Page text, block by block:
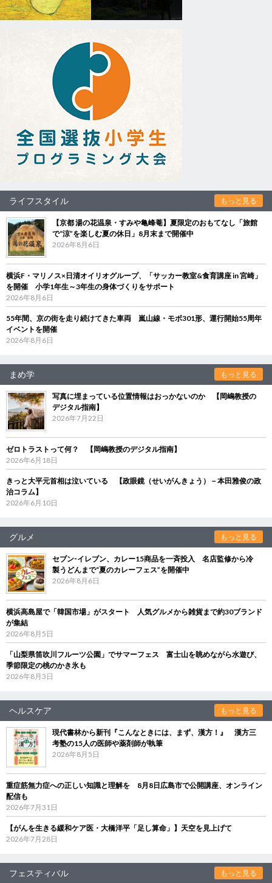
ライフスタイル もっと見る
【京都 湯の花温泉・すみや亀峰菴】夏限定のおもてなし「旅館
で“涼”を楽しむ夏の休日」8月末まで開催中
2026年8月6日
横浜F・マリノス×日清オイリオグループ、「サッカー教室&食育講座 in 宮崎」
を開催 小学1年生～3年生の身体づくりをサポート
2026年8月6日
55年間、京の街を走り続けてきた車両 嵐山線・モボ301形、運行開始55周年
イベントを開催
2026年8月6日
まめ学 もっと見る
写真に埋まっている位置情報はおっかないのか 【岡嶋教授の
デジタル指南】
2026年7月22日
ゼロトラストって何？ 【岡嶋教授のデジタル指南】
2026年6月18日
きっと大平元首相は泣いている 【政眼鏡（せいがんきょう）－本田雅俊の政
治コラム】
2026年6月10日
グルメ もっと見る
セブン‐イレブン、カレー15商品を一斉投入 名店監修から冷
製うどんまで“夏のカレーフェス”を開催中
2026年8月6日
横浜高島屋で「韓国市場」がスタート 人気グルメから雑貨まで約30ブランド
が集結
2026年8月5日
「山梨県笛吹川フルーツ公園」でサマーフェス 富士山を眺めながら水遊び、
季節限定の桃のかき氷も
2026年8月3日
ヘルスケア もっと見る
現代書林から新刊『こんなときには、まず、漢方！』 漢方三
考塾の15人の医師や薬剤師が執筆
2026年8月5日
重症筋無力症への正しい知識と理解を 8月8日広島市で公開講座、オンライン
配信も
2026年7月31日
【がんを生きる緩和ケア医・大橋洋平「足し算命」】天空を見上げて
2026年7月28日
フェスティバル もっと見る